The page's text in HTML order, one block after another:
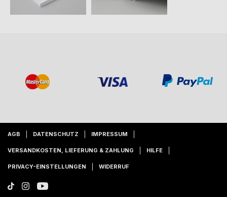
AGB DATENSCHUTZ IMPRESSUM
VERSANDKOSTEN, LIEFERUNG & ZAHLUNG HILFE
PRIVACY-EINSTELLUNGEN WIDERRUF